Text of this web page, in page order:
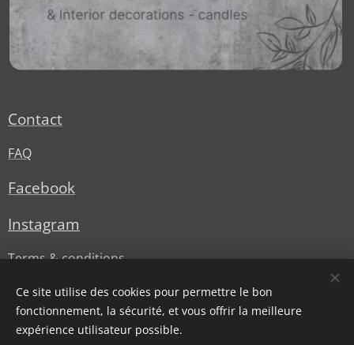
Contact
FAQ
Facebook
Instagram
Terms & conditions
Privacy Policy
Ce site utilise des cookies pour permettre le bon
fonctionnement, la sécurité, et vous offrir la meilleure
expérience utilisateur possible.